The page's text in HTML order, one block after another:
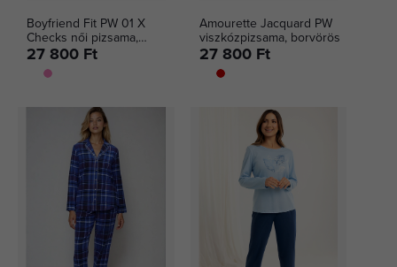
Boyfriend Fit PW 01 X
Checks női pizsama,
rózsaszín, kockás
27 800 Ft
Amourette Jacquard PW
viszkózpizsama, borvörös
27 800 Ft